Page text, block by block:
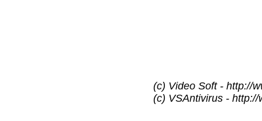
(c) Video Soft - http://
(c) VSAntivirus -